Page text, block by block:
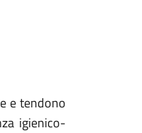
e tendono
igienico-